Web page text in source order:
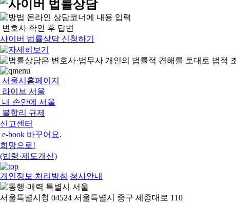
온라인 상담코너에 내용 입력
변호사 확인 후 답변
사이버 법률상담 신청하기
서울시홈페이지
라이브 서울
내 손안에 서울
불합리 규제
신고센터
e-book 바꾸어요.
희망으로!
(법령·제도개선)
개인정보 처리방침 청사안내
서울특별시청 04524 서울특별시 중구 세종대로 110